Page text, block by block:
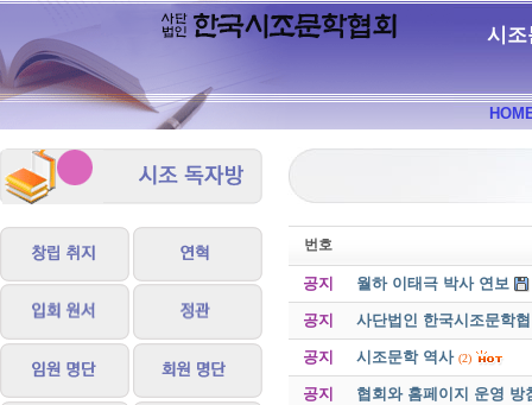
시조
번호
공지 월하 이태극 박사 연보
공지 사단법인 한국시조문학
공지 시조문학 역사 (2)
공지 협회와 홈페이지 운영 방